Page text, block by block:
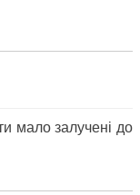
мало залучені до